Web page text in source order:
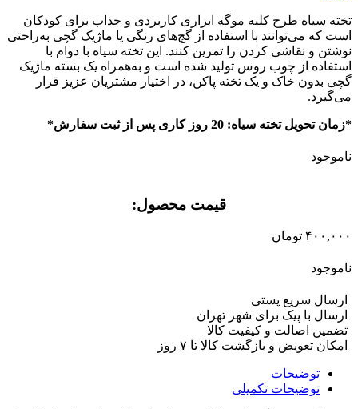
تخته سیاه طرح کلبه موگه ابزاری کاربردی و جذاب برای کودکان
است که می‌توانند با استفاده از گچ‌های رنگی یا ماژیک گچی به‌راحتی
نوشتن و نقاشی کردن را تمرین کنند. این تخته سیاه با دوام با
استفاده از چوب روس تولید شده است و به‌همراه یک بسته ماژیک
گچی بدون خاک و یک تخته پاکن، در اختیار مشتریان عزیز قرار
می‌گیرد.
*زمان تحویل تخته سیاه: 20 روز کاری پس از ثبت سفارش*
ناموجود
قیمت محصول:​
۴۰۰,۰۰۰ تومان
ناموجود
ارسال سریع پستی
ارسال با پیک برای شهر تهران
تضمین اصالت و کیفیت کالا
امکان تعویض و بازگشت کالا تا ۷ روز
توضیحات
توضیحات تکمیلی